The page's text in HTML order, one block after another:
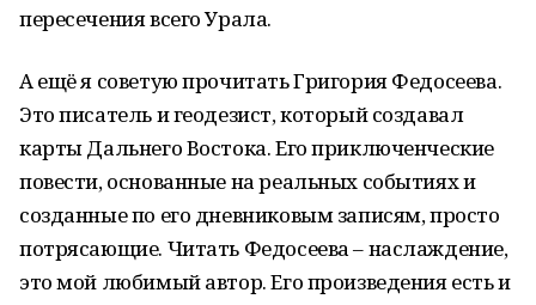
пересечения всего Урала.
А ещё я советую прочитать Григория Федосеева.
Это писатель и геодезист, который создавал
карты Дальнего Востока. Его приключенческие
повести, основанные на реальных событиях и
созданные по его дневниковым записям, просто
потрясающие. Читать Федосеева – наслаждение,
это мой любимый автор. Его произведения есть и